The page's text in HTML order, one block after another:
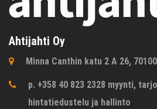
Ahtijahti Oy
Minna Canthin katu 2 A 26,
p. +358 40 823 2328 myynti,
hintatiedustelu ja hallinto